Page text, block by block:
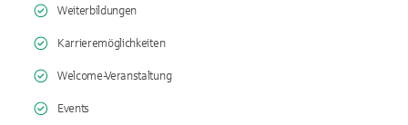
Weiterbildungen
Karrieremöglichkeiten
Welcome-Veranstaltung
Events